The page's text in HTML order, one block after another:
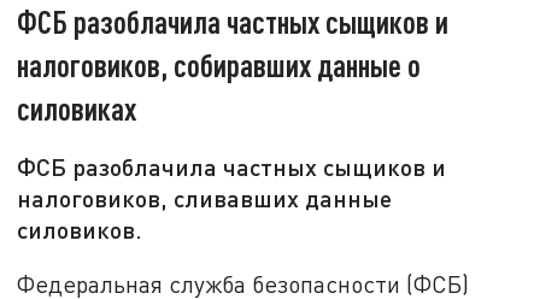
ФСБ разоблачила частных сыщиков и
налоговиков, собиравших данные о
силовиках
ФСБ разоблачила частных сыщиков и
налоговиков, сливавших данные
силовиков.
Федеральная служба безопасности (ФСБ)